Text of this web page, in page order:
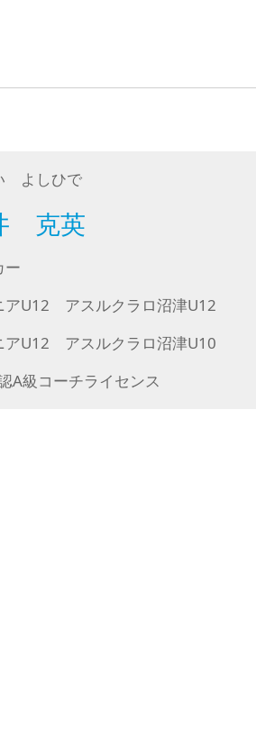
よしひで
克英
ー
アU12 アスルクラロ沼津U12
アU12 アスルクラロ沼津U10
A級コーチライセンス